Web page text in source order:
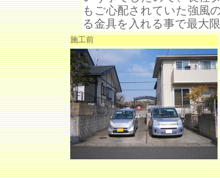
もご心配されていた強風
る金具を入れる事で最大
施工前